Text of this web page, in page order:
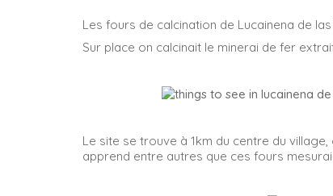
Les fours de calcination de Lucainena de
Sur place on calcinait le minerai de fer
Le site se trouve à 1km du centre du
apprend entre autres que ces fours